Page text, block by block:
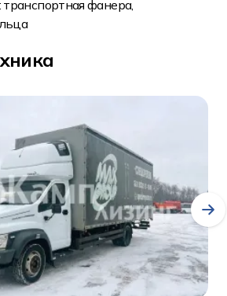
фанера,